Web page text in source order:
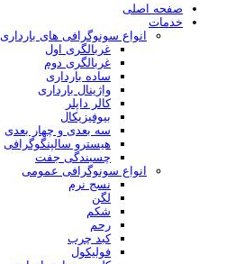
صفحه اصلی
خدمات
انواع سونوگرافی های بارداری
غربالگری اول
غربالگری دوم
ساده بارداری
واژینال بارداری
کالر داپلر
بیوفیزیکال
سه بعدی و چهار بعدی
هیسترو سالپنگوگرافی
چسبندگی جفت
انواع سونوگرافی عمومی
نسج نرم
لگن
شکم
رحم
کبد چرب
فولیکول